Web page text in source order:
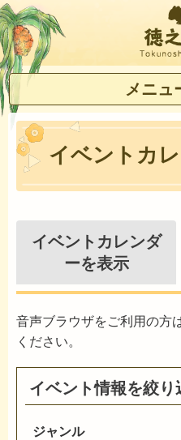
徳
メニュ
イベントカ
イベントカレンダ
ーを表示
音声ブラウザをご利用の方は
ください。
イベント情報を絞り
ジャンル